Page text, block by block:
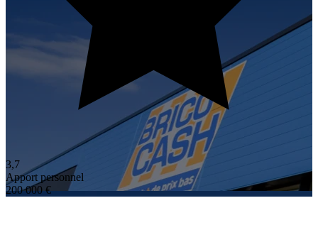
3,7
Apport personnel
200 000 €